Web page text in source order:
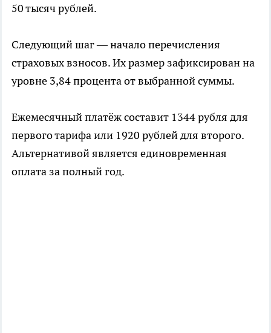
50 тысяч рублей.
Следующий шаг — начало перечисления
страховых взносов. Их размер зафиксирован на
уровне 3,84 процента от выбранной суммы.
Ежемесячный платёж составит 1344 рубля для
первого тарифа или 1920 рублей для второго.
Альтернативой является единовременная
оплата за полный год.